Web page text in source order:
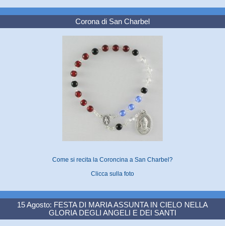
Corona di San Charbel
Come si recita la Coroncina a San Charbel?
Clicca sulla foto
15 Agosto: FESTA DI MARIA ASSUNTA IN CIELO NELLA
GLORIA DEGLI ANGELI E DEI SANTI